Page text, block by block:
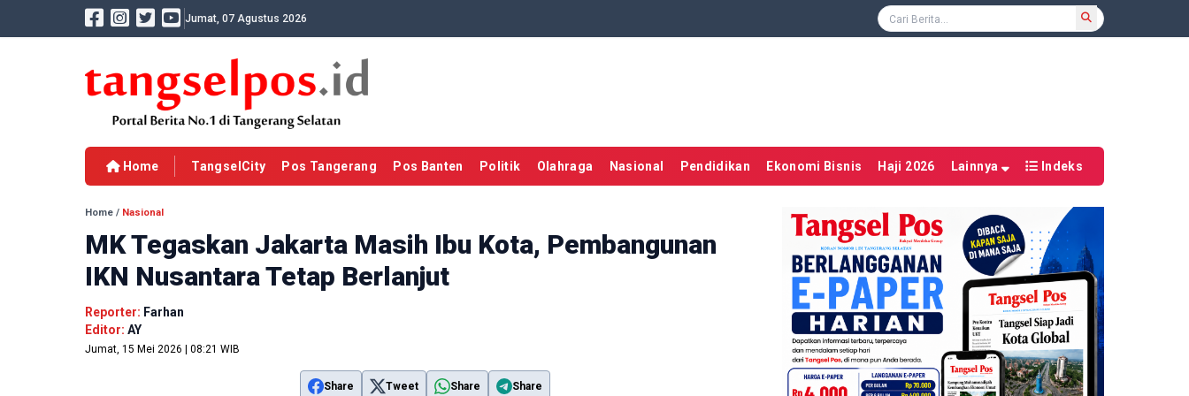
Jumat, 07 Agustus 2026
Home TangselCity Pos Tangerang Pos Banten Politik Olahraga Nasional Pendidikan Ekonomi Bisnis Haji 2026 Lainnya Indeks
Home / Nasional
MK Tegaskan Jakarta Masih Ibu Kota, Pembangunan
IKN Nusantara Tetap Berlanjut
Reporter: Farhan
Editor: AY
Jumat, 15 Mei 2026 | 08:21 WIB
Share Tweet Share Share